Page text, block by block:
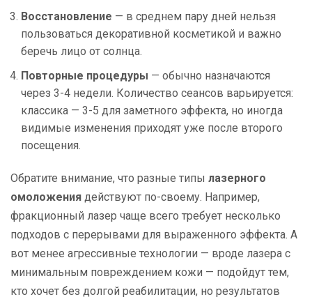
Восстановление — в среднем пару дней нельзя
пользоваться декоративной косметикой и важно
беречь лицо от солнца.
Повторные процедуры — обычно назначаются
через 3-4 недели. Количество сеансов варьируется:
классика — 3-5 для заметного эффекта, но иногда
видимые изменения приходят уже после второго
посещения.
Обратите внимание, что разные типы лазерного
омоложения действуют по-своему. Например,
фракционный лазер чаще всего требует несколько
подходов с перерывами для выраженного эффекта. А
вот менее агрессивные технологии — вроде лазера с
минимальным повреждением кожи — подойдут тем,
кто хочет без долгой реабилитации, но результатов